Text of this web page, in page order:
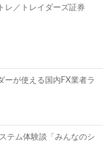
レ／トレイダーズ証券
ーが使える国内FX業者ラ
テム体験談「みんなのシ